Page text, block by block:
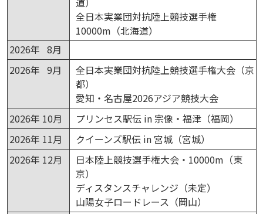
全日本実業団対抗陸上競技選手権
10000m（北海道）
2026年 8月
2026年 9月
全日本実業団対抗陸上競技選手権大会（京
都）
愛知・名古屋2026アジア競技大会
2026年 10月
プリンセス駅伝 in 宗像・福津（福岡）
2026年 11月
クイーンズ駅伝 in 宮城（宮城）
2026年 12月
日本陸上競技選手権大会・10000m（東
京）
ディスタンスチャレンジ（未定）
山陽女子ロードレース（岡山）